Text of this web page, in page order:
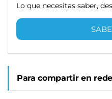
Lo que necesitas saber,
Para compartir en